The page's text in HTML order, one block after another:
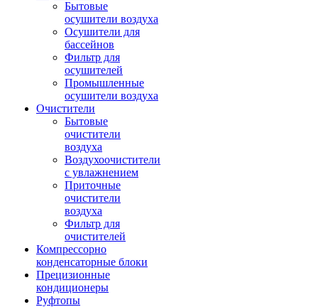
Бытовые
осушители воздуха
Осушители для
бассейнов
Фильтр для
осушителей
Промышленные
осушители воздуха
Очистители
Бытовые
очистители
воздуха
Воздухоочистители
с увлажнением
Приточные
очистители
воздуха
Фильтр для
очистителей
Компрессорно
конденсаторные блоки
Прецизионные
кондиционеры
Руфтопы